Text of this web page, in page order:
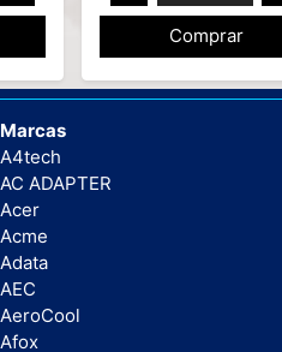
Comprar
Marcas
A4tech
AC ADAPTER
Acer
Acme
Adata
AEC
AeroCool
Afox